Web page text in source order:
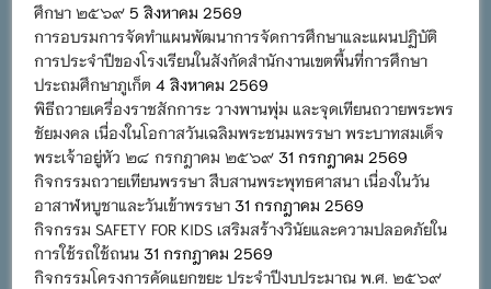
ศึกษา ๒๕๖๙ 5 สิงหาคม 2569
การอบรมการจัดทำแผนพัฒนาการจัดการศึกษาและแผนปฏิบัติ
การประจำปีของโรงเรียนในสังกัดสำนักงานเขตพื้นที่การศึกษา
ประถมศึกษาภูเก็ต 4 สิงหาคม 2569
พิธีถวายเครื่องราชสักการะ วางพานพุ่ม และจุดเทียนถวายพระพร
ชัยมงคล เนื่องในโอกาสวันเฉลิมพระชนมพรรษา พระบาทสมเด็จ
พระเจ้าอยู่หัว ๒๘ กรกฎาคม ๒๕๖๙ 31 กรกฎาคม 2569
กิจกรรมถวายเทียนพรรษา สืบสานพระพุทธศาสนา เนื่องในวัน
อาสาฬหบูชาและวันเข้าพรรษา 31 กรกฎาคม 2569
กิจกรรม SAFETY FOR KIDS เสริมสร้างวินัยและความปลอดภัยใน
การใช้รถใช้ถนน 31 กรกฎาคม 2569
กิจกรรมโครงการคัดแยกขยะ ประจำปีงบประมาณ พ.ศ. ๒๕๖๙